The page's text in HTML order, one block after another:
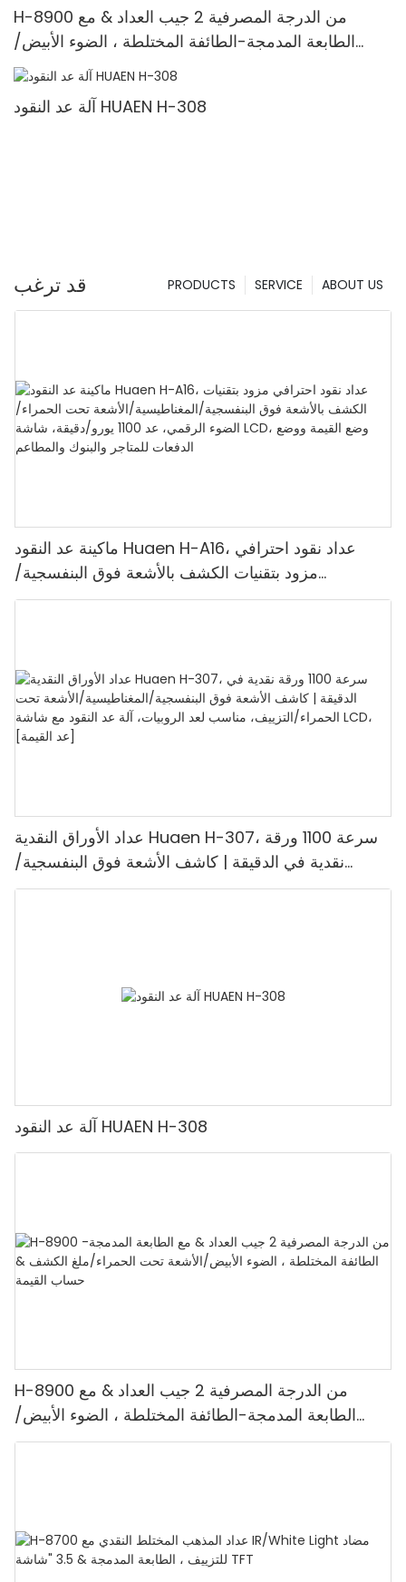
H-8900 من الدرجة المصرفية 2 جيب العداد & مع
الطابعة المدمجة-الطائفة المختلطة ، الضوء الأبيض/
الأشعة تحت الحمراء/ملغ الكشف & حساب القيمة
آلة عد النقود HUAEN H-308
قد ترغب ABOUT US
SERVICE
PRODUCTS
ماكينة عد النقود Huaen H-A16، عداد نقود احترافي
مزود بتقنيات الكشف بالأشعة فوق البنفسجية/
المغناطيسية/الأشعة تحت الحمراء/الضوء الرقمي، عد
عداد الأوراق النقدية Huaen H-307، سرعة 1100 ورقة
نقدية في الدقيقة | كاشف الأشعة فوق البنفسجية/
المغناطيسية/الأشعة تحت الحمراء/التزييف، مناسب لعد
آلة عد النقود HUAEN H-308
H-8900 من الدرجة المصرفية 2 جيب العداد & مع
الطابعة المدمجة-الطائفة المختلطة ، الضوء الأبيض/
الأشعة تحت الحمراء/ملغ الكشف & حساب القيمة